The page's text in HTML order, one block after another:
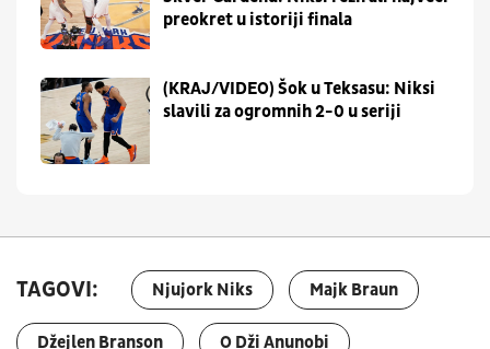
preokret u istoriji finala
(KRAJ/VIDEO) Šok u Teksasu: Niksi
slavili za ogromnih 2-0 u seriji
TAGOVI: Njujork Niks Majk Braun
Džejlen Branson O Dži Anunobi